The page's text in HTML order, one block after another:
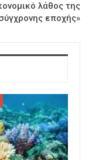
λάθος της
εποχής»